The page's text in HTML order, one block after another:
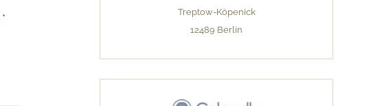
*
Treptow-Köpenick
12489 Berlin